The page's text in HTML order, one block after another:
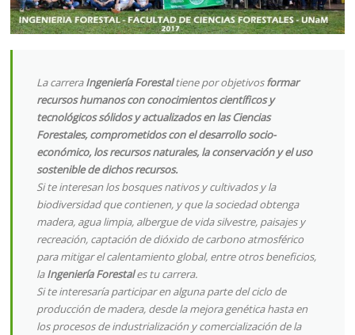
La carreraIngeniería Forestaltiene por objetivosformar
recursos humanos con conocimientos científicos y
tecnológicos sólidos y actualizados en las Ciencias
Forestales, comprometidos con el desarrollo socio-
económico, los recursos naturales, la conservación y el uso
sostenible de dichos recursos.
Si te interesan los bosques nativos y cultivados y la
biodiversidad que contienen, y que la sociedad obtenga
madera, agua limpia, albergue de vida silvestre, paisajes y
recreación, captación de dióxido de carbono atmosférico
para mitigar el calentamiento global, entre otros beneficios,
laIngeniería Forestales tu carrera.
Si te interesaría participar en alguna parte del ciclo de
producción de madera, desde la mejora genética hasta en
los procesos de industrialización y comercialización de la